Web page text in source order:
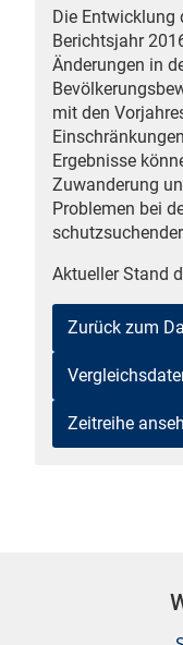
Die Entwicklung
Berichtsjahr
Änderungen in
mit den
Ergebnisse
Zuwanderung
Problemen bei
Aktueller Stand
Zurück zum
Zeitreihe